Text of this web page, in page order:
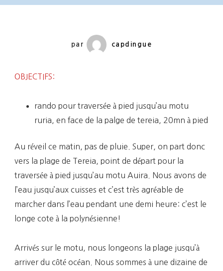
par capdingue
OBJECTIFS:
rando pour traversée à pied jusqu’au motu
ruria, en face de la palge de tereia, 20mn à pied
Au réveil ce matin, pas de pluie. Super, on part donc
vers la plage de Tereia, point de départ pour la
traversée à pied jusqu’au motu Auira. Nous avons de
l’eau jusqu’aux cuisses et c’est très agréable de
marcher dans l’eau pendant une demi heure: c’est le
longe cote à la polynésienne!
Arrivés sur le motu, nous longeons la plage jusqu’à
arriver du côté océan. Nous sommes à une dizaine de